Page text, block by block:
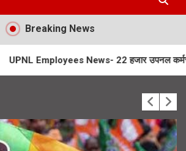
Breaking News
News- 22 हजार उपनल कर्मचारियों के भविष्य पर